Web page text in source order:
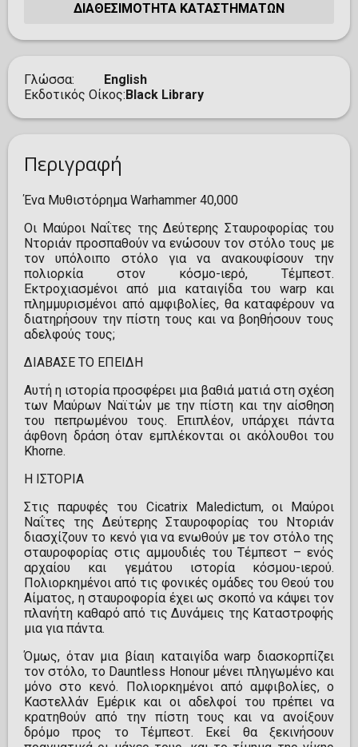
ΔΙΑΘΕΣΙΜΌΤΗΤΑ ΚΑΤΑΣΤΗΜΆΤΩΝ
Γλώσσα
English
Εκδοτικός Οίκος Black Library
Περιγραφή
Ένα Μυθιστόρημα Warhammer 40,000
Οι Μαύροι Ναΐτες της Δεύτερης Σταυροφορίας του
Ντοριάν προσπαθούν να ενώσουν τον στόλο τους με
τον υπόλοιπο στόλο για να ανακουφίσουν την
πολιορκία στον κόσμο-ιερό, Τέμπεστ.
Εκτροχιασμένοι από μια καταιγίδα του warp και
πλημμυρισμένοι από αμφιβολίες, θα καταφέρουν να
διατηρήσουν την πίστη τους και να βοηθήσουν τους
αδελφούς τους;
ΔΙΑΒΑΣΕ ΤΟ ΕΠΕΙΔΗ
Αυτή η ιστορία προσφέρει μια βαθιά ματιά στη σχέση
των Μαύρων Ναϊτών με την πίστη και την αίσθηση
του πεπρωμένου τους. Επιπλέον, υπάρχει πάντα
άφθονη δράση όταν εμπλέκονται οι ακόλουθοι του
Khorne.
Η ΙΣΤΟΡΙΑ
Στις παρυφές του Cicatrix Maledictum, οι Μαύροι
Ναΐτες της Δεύτερης Σταυροφορίας του Ντοριάν
διασχίζουν το κενό για να ενωθούν με τον στόλο της
σταυροφορίας στις αμμουδιές του Τέμπεστ – ενός
αρχαίου και γεμάτου ιστορία κόσμου-ιερού.
Πολιορκημένοι από τις φονικές ομάδες του Θεού του
Αίματος, η σταυροφορία έχει ως σκοπό να κάψει τον
πλανήτη καθαρό από τις Δυνάμεις της Καταστροφής
μια για πάντα.
Όμως, όταν μια βίαιη καταιγίδα warp διασκορπίζει
τον στόλο, το Dauntless Honour μένει πληγωμένο και
μόνο στο κενό. Πολιορκημένοι από αμφιβολίες, ο
Καστελλάν Εμέρικ και οι αδελφοί του πρέπει να
κρατηθούν από την πίστη τους και να ανοίξουν
δρόμο προς το Τέμπεστ. Εκεί θα ξεκινήσουν